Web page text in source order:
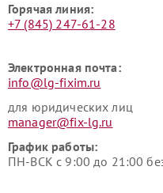
Горячая линия:
+7 (845) 247-61-28
Электронная почта:
info@lg-fixim.ru
для юридических лиц
manager@fix-lg.ru
График работы:
ПН-ВСК с 9:00 до 21:00